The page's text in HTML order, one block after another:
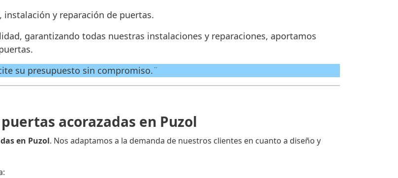
y reparación de puertas.
garantizando todas nuestras instalaciones y reparaciones, aportamos
su presupuesto sin compromiso.¨
acorazadas en Puzol
en Puzol. Nos adaptamos a la demanda de nuestros clientes en cuanto a diseño y